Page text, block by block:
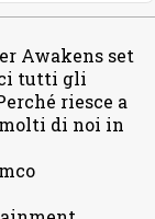
Awakens set
tutti gli
riesce a
di noi in